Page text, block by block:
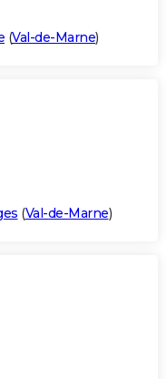
(Val-de-Marne)
(Val-de-Marne)